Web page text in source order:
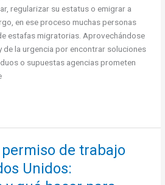
regularizar su estatus o emigrar a
en ese proceso muchas personas
estafas migratorias. Aprovechándose
de la urgencia por encontrar soluciones
o supuestas agencias prometen
de trabajo
Unidos: